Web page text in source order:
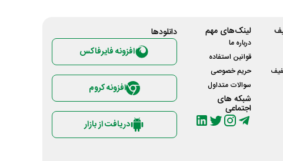
لینک‌های مهم
درباره ما
قوانین استفاده
حریم خصوصی
سوالات متداول
شبکه های
اجتماعی
دانلود‌ها
افزونه فایرفاکس
افزونه کروم
دریافت از بازار